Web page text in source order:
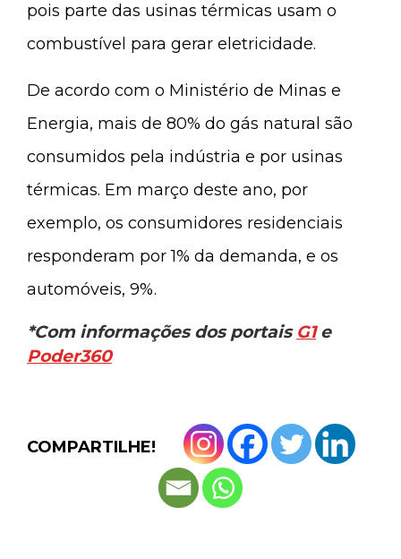
pois parte das usinas térmicas usam o
combustível para gerar eletricidade.
De acordo com o Ministério de Minas e
Energia, mais de 80% do gás natural são
consumidos pela indústria e por usinas
térmicas. Em março deste ano, por
exemplo, os consumidores residenciais
responderam por 1% da demanda, e os
automóveis, 9%.
*Com informações dos portais G1e
Poder360
COMPARTILHE!